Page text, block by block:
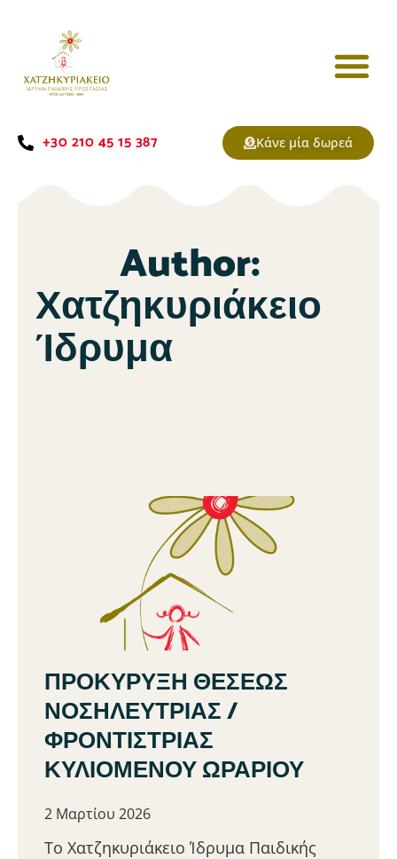
+30 210 45 15 387 Κάνε μία δωρεά
Author:
Χατζηκυριάκειο
Ίδρυμα
ΠΡΟΚΥΡΥΞΗ ΘΕΣΕΩΣ
ΝΟΣΗΛΕΥΤΡΙΑΣ /
ΦΡΟΝΤΙΣΤΡΙΑΣ
ΚΥΛΙΟΜΕΝΟΥ ΩΡΑΡΙΟΥ
2 Μαρτίου 2026
Το Χατζηκυριάκειο Ίδρυμα Παιδικής